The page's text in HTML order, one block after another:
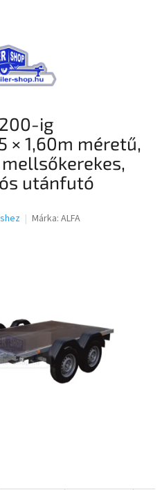
ig
× 1,60m méretű,
utánfutó
Márka: ALFA